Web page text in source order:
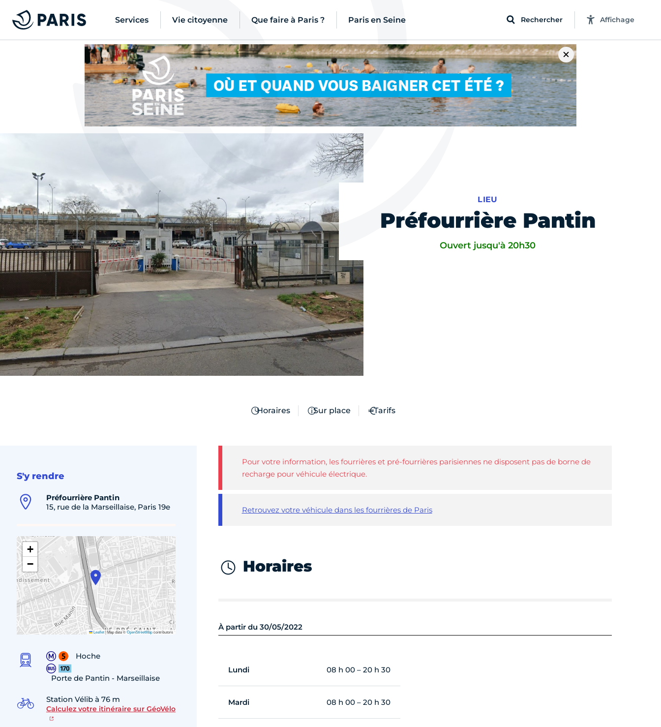
Services Vie citoyenne Que faire à Paris ? Paris en Seine Rechercher Affichage
LIEU
Préfourrière Pantin
Ouvert jusqu'à 20h30
Horaires Sur place Tarifs
S'y rendre
Préfourrière Pantin
15, rue de la Marseillaise, Paris 19e
+
−
Leaflet|Map data ©OpenStreetMapcontributors
Hoche
Porte de Pantin - Marseillaise
Station Vélib à 76 m
Calculez votre itinéraire sur GéoVélo
Pour votre information, les fourrières et pré-fourrières parisiennes ne disposent pas de borne de
recharge pour véhicule électrique.
Retrouvez votre véhicule dans les fourrières de Paris
Horaires
À partir du 30/05/2022
Lundi 08 h 00 – 20 h 30
Mardi 08 h 00 – 20 h 30